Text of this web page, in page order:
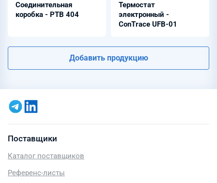
Соединительная
коробка - РТВ 404
Термостат
электронный -
ConTrace UFB-01
Добавить продукцию
Поставщики
Каталог поставщиков
Референс-листы